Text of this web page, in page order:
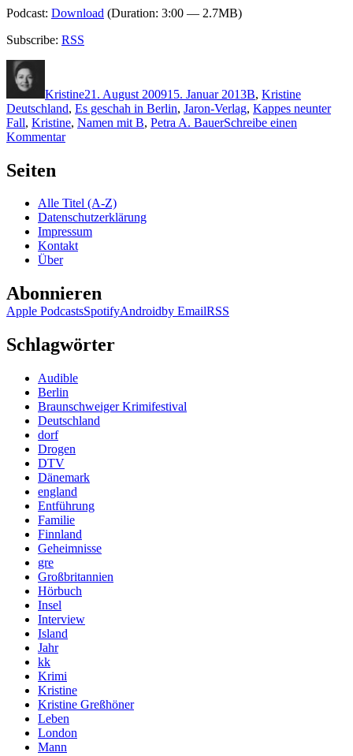
Podcast: Download (Duration: 3:00 — 2.7MB)
Subscribe: RSS
Kristine21. August 200915. Januar 2013B, Kristine
Deutschland, Es geschah in Berlin, Jaron-Verlag, Kappes neunter
Fall, Kristine, Namen mit B, Petra A. BauerSchreibe einen
Kommentarzu
Bauer
–
Unschuldsengel
Seiten
Alle Titel (A-Z)
Datenschutzerklärung
Impressum
Kontakt
Über
Abonnieren
Apple PodcastsSpotifyAndroidby EmailRSS
Schlagwörter
Audible
Berlin
Braunschweiger Krimifestival
Deutschland
dorf
Drogen
DTV
Dänemark
england
Entführung
Familie
Finnland
Geheimnisse
gre
Großbritannien
Hörbuch
Insel
Interview
Island
Jahr
kk
Krimi
Kristine
Kristine Greßhöner
Leben
London
Mann